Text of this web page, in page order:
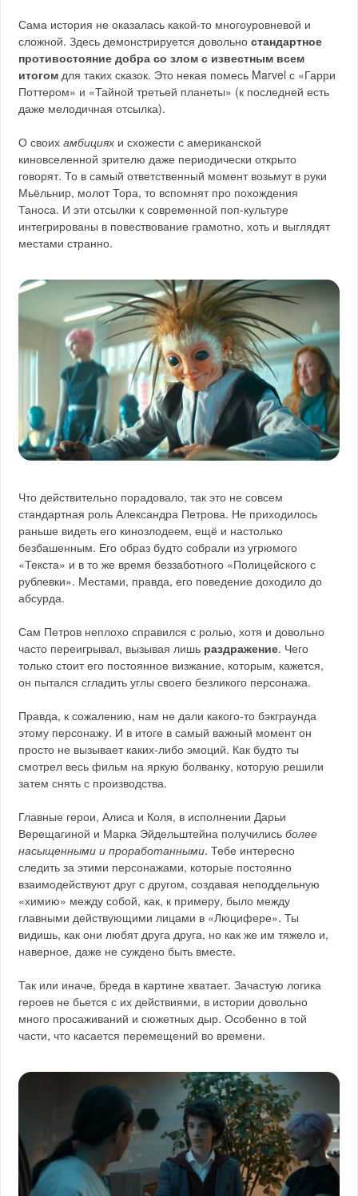
Сама история не оказалась какой-то многоуровневой и
сложной. Здесь демонстрируется довольностандартное
противостояние добра со злом с известным всем
итогом для таких сказок. Это некая помесь Marvel с «Гарри
Поттером» и «Тайной третьей планеты» (к последней есть
даже мелодичная отсылка).
О своихамбициях и схожести с американской
киновселенной зрителю даже периодически открыто
говорят. То в самый ответственный момент возьмут в руки
Мьёльнир, молот Тора, то вспомнят про похождения
Таноса. И эти отсылки к современной поп-культуре
интегрированы в повествование грамотно, хоть и выглядят
местами странно.
Что действительно порадовало, так это не совсем
стандартная роль Александра Петрова. Не приходилось
раньше видеть его кинозлодеем, ещё и настолько
безбашенным. Его образ будто собрали из угрюмого
«Текста» и в то же время беззаботного «Полицейского с
рублевки». Местами, правда, его поведение доходило до
абсурда.
Сам Петров неплохо справился с ролью, хотя и довольно
часто переигрывал, вызывая лишь раздражение. Чего
только стоит его постоянное визжание, которым, кажется,
он пытался сгладить углы своего безликого персонажа.
Правда, к сожалению, нам не дали какого-то бэкграунда
этому персонажу. И в итоге в самый важный момент он
просто не вызывает каких-либо эмоций. Как будто ты
смотрел весь фильм на яркую болванку, которую решили
затем снять с производства.
Главные герои, Алиса и Коля, в исполнении Дарьи
Верещагиной и Марка Эйдельштейна получилисьболее
насыщенными и проработанными. Тебе интересно
следить за этими персонажами, которые постоянно
взаимодействуют друг с другом, создавая неподдельную
«химию» между собой, как, к примеру, было между
главными действующими лицами в «Люцифере». Ты
видишь, как они любят друга друга, но как же им тяжело и,
наверное, даже не суждено быть вместе.
Так или иначе, бреда в картине хватает. Зачастую логика
героев не бьется с их действиями, в истории довольно
много просаживаний и сюжетных дыр. Особенно в той
части, что касается перемещений во времени.